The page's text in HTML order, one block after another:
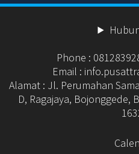
Phone :
Email :
Alamat : Jl. Perumahan
D, Ragajaya, Bojonggede,